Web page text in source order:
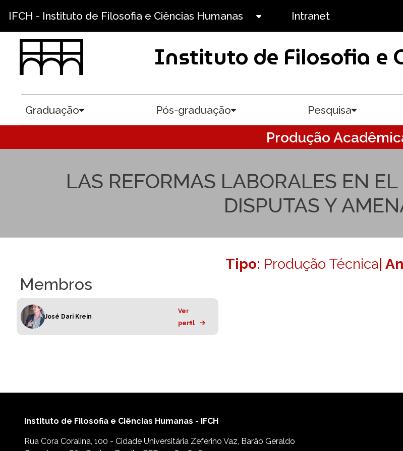
IFCH - Instituto de Filosofia e Ciências Humanas Intranet
Instituto de Filosofia e
Graduação Pós-graduação Pesquisa
Produção
LAS REFORMAS LABORALES EN
DISPUTAS Y
Tipo: Produção Técnica|
Membros
José Dari Krein
Ver
perfil
Instituto de Filosofia e Ciências Humanas - IFCH
Rua Cora Coralina, 100 - Cidade Universitária Zeferino Vaz, Barão Geraldo